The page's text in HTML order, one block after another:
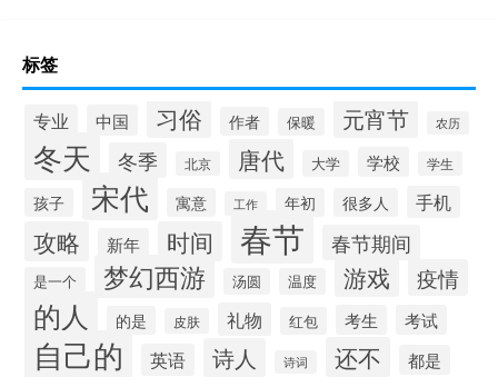
标签
专业 中国 习俗 作者 保暖 元宵节 农历
冬天 冬季 北京 唐代 大学 学校 学生
孩子 宋代 寓意 工作 年初 很多人 手机
攻略 新年 时间 春节 春节期间
是一个 梦幻西游 汤圆 温度 游戏 疫情
的人 的是 皮肤 礼物 红包 考生 考试
自己的 英语 诗人 诗词 还不 都是